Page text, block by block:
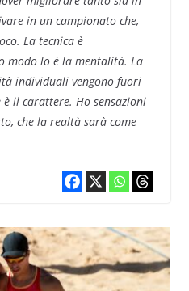
in un campionato che,
La tecnica è
modo lo è la mentalità. La
individuali vengono fuori
il carattere. Ho sensazioni
che la realtà sarà come